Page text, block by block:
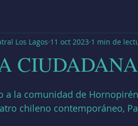
Los Lagos 11 oct 2023 1 min de
5 estrellas.
a la comunidad de
chileno contemporáneo,